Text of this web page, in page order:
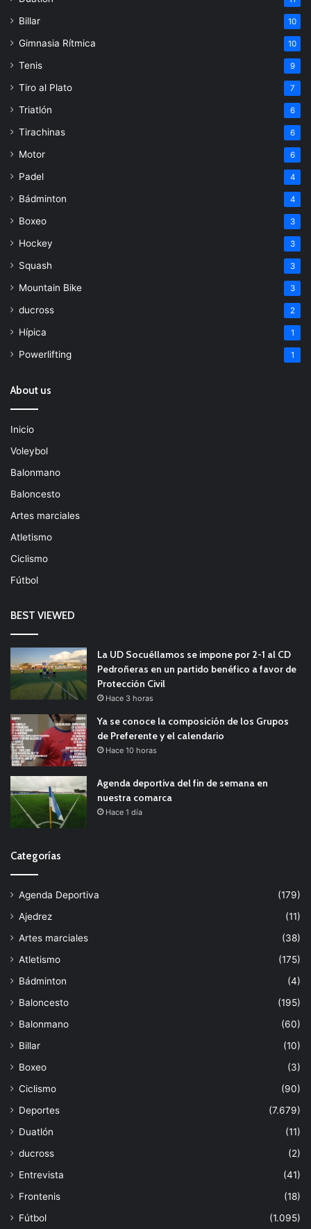
Billar 10
Gimnasia Rítmica 10
Tenis 9
Tiro al Plato 7
Triatlón 6
Tirachinas 6
Motor 6
Padel 4
Bádminton 4
Boxeo 3
Hockey 3
Squash 3
Mountain Bike 3
ducross 2
Hípica 1
Powerlifting 1
About us
Inicio
Voleybol
Balonmano
Baloncesto
Artes marciales
Atletismo
Ciclismo
Fútbol
BEST VIEWED
La UD Socuéllamos se impone por 2-1 al CD
Pedroñeras en un partido benéfico a favor de
Protección Civil
Hace 3 horas
Ya se conoce la composición de los Grupos
de Preferente y el calendario
Hace 10 horas
Agenda deportiva del fin de semana en
nuestra comarca
Hace 1 día
Categorías
Agenda Deportiva
(179)
Ajedrez
(11)
Artes marciales
(38)
Atletismo
(175)
Bádminton
(4)
Baloncesto
(195)
Balonmano
(60)
Billar
(10)
Boxeo
(3)
Ciclismo
(90)
Deportes
(7.679)
Duatlón
(11)
ducross
(2)
Entrevista
(41)
Frontenis
(18)
Fútbol
(1.095)